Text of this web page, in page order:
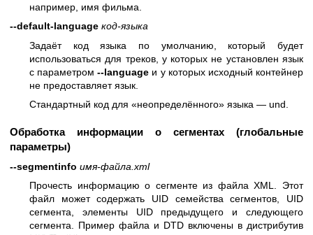
например, имя фильма.
--default-language код-языка
Задаёт код языка по умолчанию, который будет
использоваться для треков, у которых не установлен язык
с параметром--language и у которых исходный контейнер
не предоставляет язык.
Стандартный код для «неопределённого» языка — und.
Обработка информации о сегментах (глобальные
параметры)
--segmentinfo имя-файла.xml
Прочесть информацию о сегменте из файла XML. Этот
файл может содержать UID семейства сегментов, UID
сегмента, элементы UID предыдущего и следующего
сегмента. Пример файла и DTD включены в дистрибутив